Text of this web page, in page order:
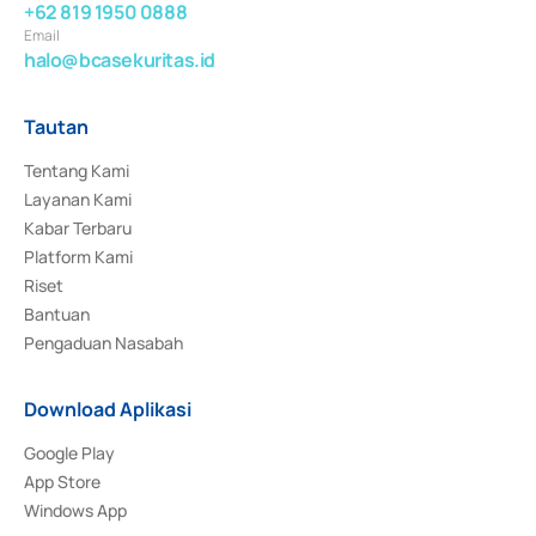
+62 819 1950 0888
Email
halo@bcasekuritas.id
Tautan
Tentang Kami
Layanan Kami
Kabar Terbaru
Platform Kami
Riset
Bantuan
Pengaduan Nasabah
Download Aplikasi
Google Play
App Store
Windows App